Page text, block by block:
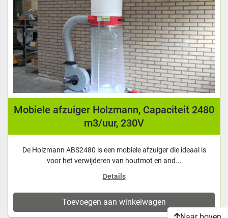
Mobiele afzuiger Holzmann, Capaciteit 2480
m3/uur, 230V
De Holzmann ABS2480 is een mobiele afzuiger die ideaal is
voor het verwijderen van houtmot en and...
Details
Toevoegen aan winkelwagen